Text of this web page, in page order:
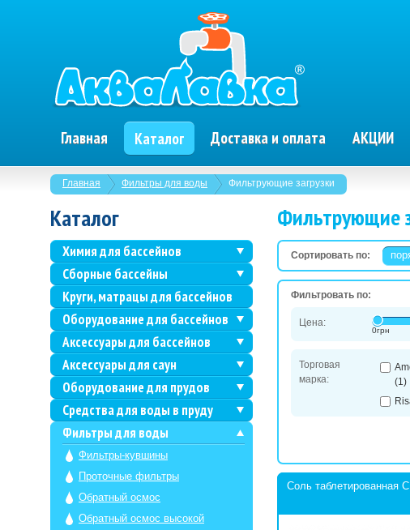
Главная Каталог Доставка и оплата АКЦИИ
Главная Фильтры для воды Фильтрующие загрузки
Фильтрующие
Сортировать по:
Фильтровать по:
Цена:
0грн
Торговая
марка:
(1)
Соль таблетированная
Каталог
Химия для бассейнов
Сборные бассейны
Круги, матрацы для бассейнов
Оборудование для бассейнов
Аксессуары для бассейнов
Аксессуары для саун
Оборудование для прудов
Средства для воды в пруду
Фильтры для воды
Фильтры-кувшины
Проточные фильтры
Обратный осмос
Обратный осмос высокой